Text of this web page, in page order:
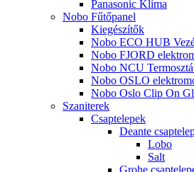
Panasonic Klíma
Nobo Fűtőpanel
Kiegészítők
Nobo ECO HUB
Nobo FJORD
Nobo NCU
Nobo OSLO
Nobo Oslo Clip On
Szaniterek
Csaptelepek
Deante
Lobo
Salt
Grohe